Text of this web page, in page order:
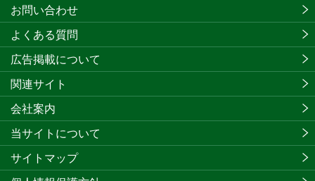
お問い合わせ
よくある質問
広告掲載について
関連サイト
会社案内
当サイトについて
サイトマップ